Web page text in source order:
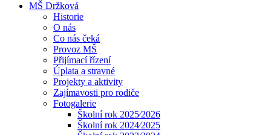
MŠ Držková
Historie
O nás
Co nás čeká
Provoz MŠ
Přijímací řízení
Úplata a stravné
Projekty a aktivity
Zajímavosti pro rodiče
Fotogalerie
Školní rok 2025⁄2026
Školní rok 2024⁄2025